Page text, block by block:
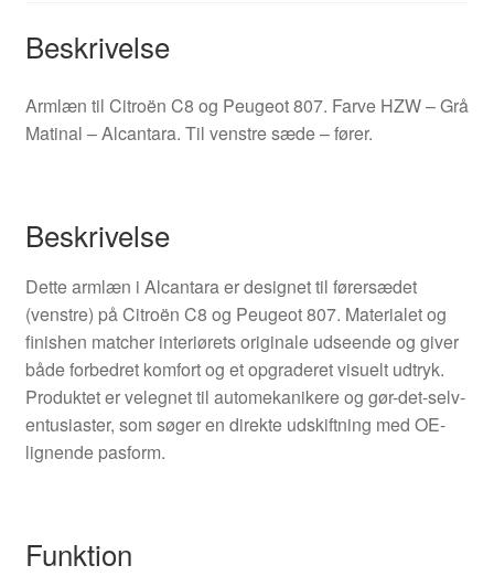
Beskrivelse
Armlæn til Citroën C8 og Peugeot 807. Farve HZW – Grå
Matinal – Alcantara. Til venstre sæde – fører.
Beskrivelse
Dette armlæn i Alcantara er designet til førersædet
(venstre) på Citroën C8 og Peugeot 807. Materialet og
finishen matcher interiørets originale udseende og giver
både forbedret komfort og et opgraderet visuelt udtryk.
Produktet er velegnet til automekanikere og gør-det-selv-
entusiaster, som søger en direkte udskiftning med OE-
lignende pasform.
Funktion